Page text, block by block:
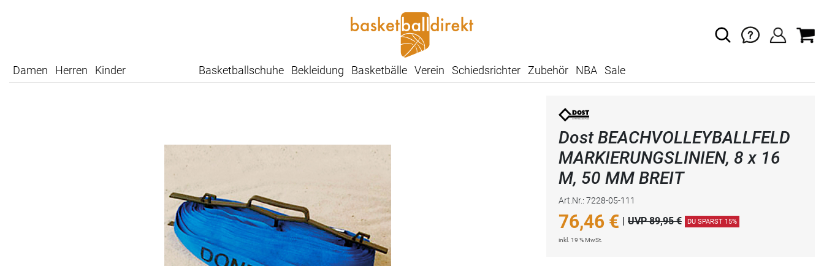
Damen Herren Kinder Basketballschuhe Bekleidung Basketbälle Verein Schiedsrichter Zubehör NBA Sale
Dost BEACHVOLLEYBALLFELD
MARKIERUNGSLINIEN, 8 x 16
M, 50 MM BREIT
Art.Nr.: 7228-05-111
76,46 € UVP 89,95 € DU SPARST 15%
inkl. 19 % MwSt.